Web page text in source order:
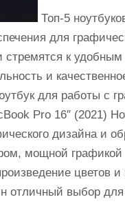
Топ-5
для
к
и
для работы с
Pro 16″ (2021)
дизайна и
мощной графикой
цветов
отличный выбор